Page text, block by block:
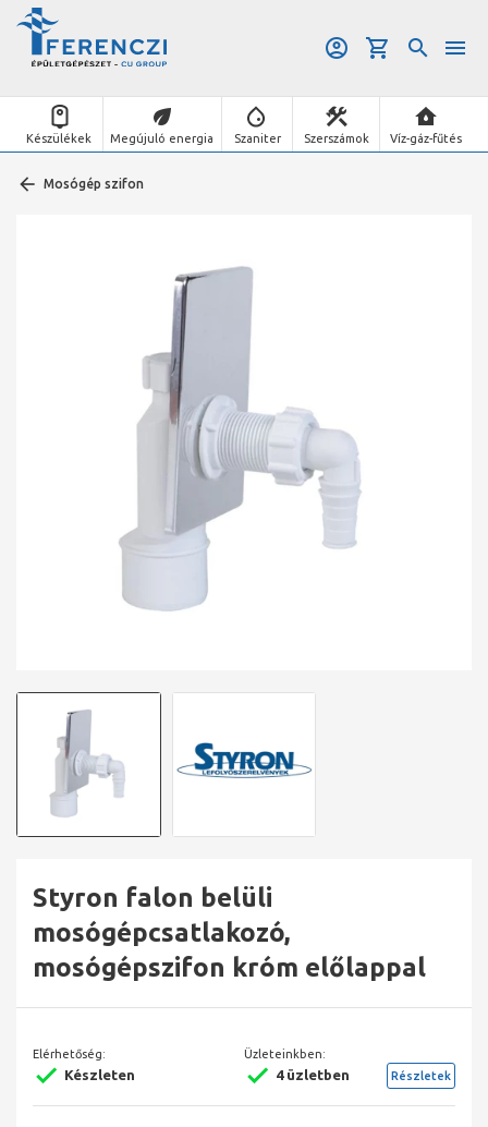
Készülékek Megújuló energia Szaniter Szerszámok Víz-gáz-fűtés
Mosógép szifon
Styron falon belüli
mosógépcsatlakozó,
mosógépszifon króm előlappal
Elérhetőség:
Készleten
Üzleteinkben:
4 üzletben Részletek